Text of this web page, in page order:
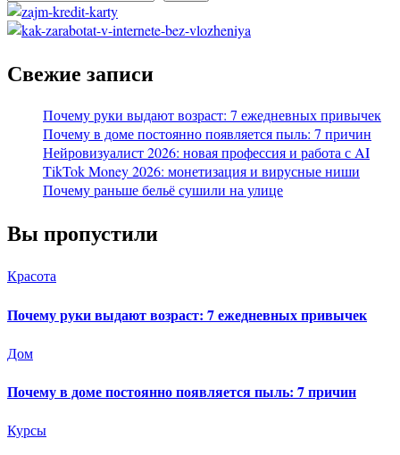
Свежие записи
Почему руки выдают возраст: 7 ежедневных привычек
Почему в доме постоянно появляется пыль: 7 причин
Нейровизуалист 2026: новая профессия и работа с AI
TikTok Money 2026: монетизация и вирусные ниши
Почему раньше бельё сушили на улице
Вы пропустили
Красота
Почему руки выдают возраст: 7 ежедневных привычек
Дом
Почему в доме постоянно появляется пыль: 7 причин
Курсы